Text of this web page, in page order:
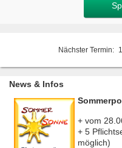
Nächster Termin:
News & Infos
+ vom
+ 5
möglich)